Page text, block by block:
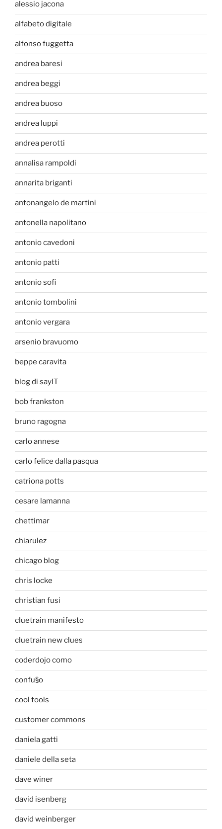
alessio jacona
alfabeto digitale
alfonso fuggetta
andrea baresi
andrea beggi
andrea buoso
andrea luppi
andrea perotti
annalisa rampoldi
annarita briganti
antonangelo de martini
antonella napolitano
antonio cavedoni
antonio patti
antonio sofi
antonio tombolini
antonio vergara
arsenio bravuomo
beppe caravita
blog di sayIT
bob frankston
bruno ragogna
carlo annese
carlo felice dalla pasqua
catriona potts
cesare lamanna
chettimar
chiarulez
chicago blog
chris locke
christian fusi
cluetrain manifesto
cluetrain new clues
coderdojo como
confu§o
cool tools
customer commons
daniela gatti
daniele della seta
dave winer
david isenberg
david weinberger